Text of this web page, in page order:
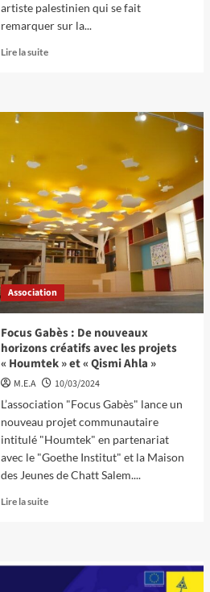
artiste palestinien qui se fait
remarquer sur la...
Lire la suite
Association
Focus Gabès : De nouveaux
horizons créatifs avec les projets
« Houmtek » et « Qismi Ahla »
M.E.A
10/03/2024
L’association "Focus Gabès" lance un
nouveau projet communautaire
intitulé "Houmtek" en partenariat
avec le "Goethe Institut" et la Maison
des Jeunes de Chatt Salem....
Lire la suite